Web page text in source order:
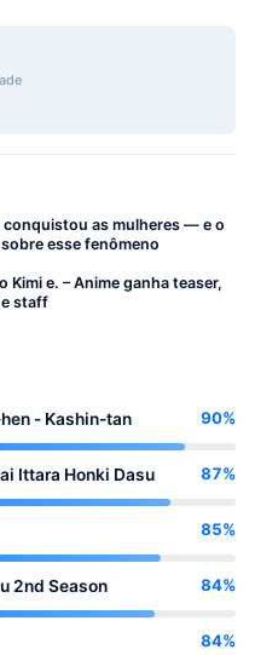
conquistou as mulheres — e o
esse fenômeno
Kimi e. – Anime ganha teaser,
staff
- Kashin-tan 90%
Ittara Honki Dasu 87%
85%
2nd Season 84%
84%